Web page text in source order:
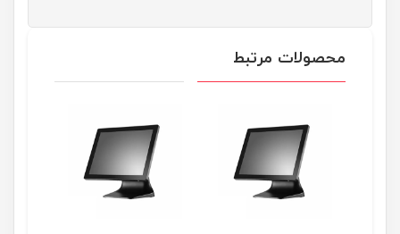
محصولات مرتبط